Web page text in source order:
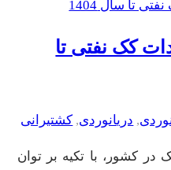
کک نفتی تا
, دریانوردی, کشتیرانی
در کشور، با تکیه بر توان